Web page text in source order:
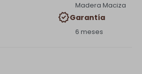
Madera Maciza
Garantía
6 meses